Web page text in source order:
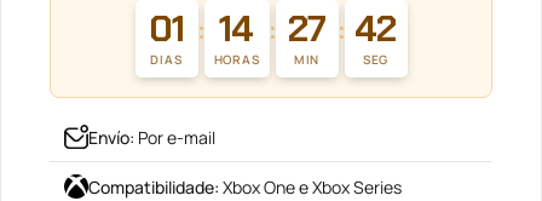
01
DIAS
: 14
HORAS
: 27
MIN
: 42
SEG
Envío: Por e-mail
Compatibilidade: Xbox One e Xbox Series